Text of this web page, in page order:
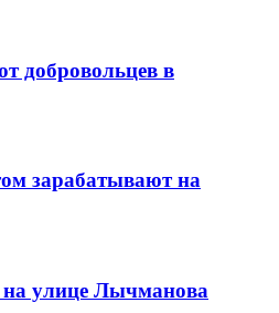
добровольцев в
зарабатывают на
улице Лычманова